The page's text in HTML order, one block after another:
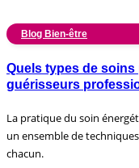
Blog Bien-être
Quels types de
guérisseurs
La pratique du soin
un ensemble de
chacun.